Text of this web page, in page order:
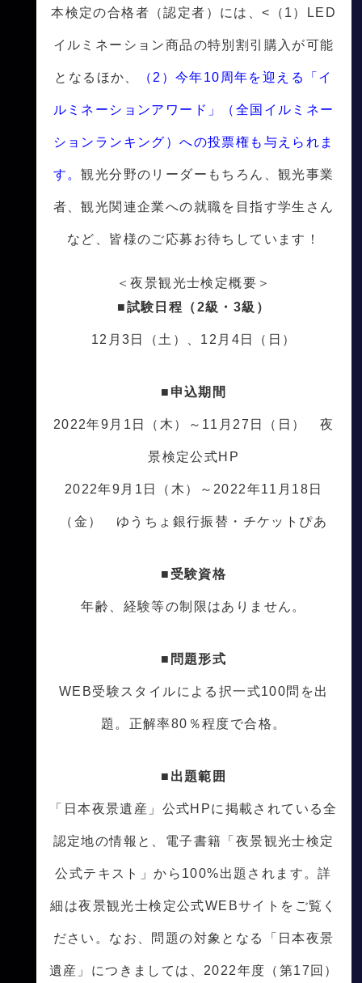
本検定の合格者（認定者）には、<（1）LED
イルミネーション商品の特別割引購入が可能
となるほか、 （2）今年10周年を迎える「イ
ルミネーションアワード」（全国イルミネー
ションランキング）への投票権も与えられま
す。観光分野のリーダーもちろん、観光事業
者、観光関連企業への就職を目指す学生さん
など、皆様のご応募お待ちしています！
＜夜景観光士検定概要＞
■試験日程（2級・3級）
12月3日（土）、12月4日（日）
■申込期間
2022年9月1日（木）～11月27日（日） 夜
景検定公式HP
2022年9月1日（木）～2022年11月18日
（金） ゆうちょ銀行振替・チケットぴあ
■受験資格
年齢、経験等の制限はありません。
■問題形式
WEB受験スタイルによる択一式100問を出
題。正解率80％程度で合格。
■出題範囲
「日本夜景遺産」公式HPに掲載されている全
認定地の情報と、電子書籍「夜景観光士検定
公式テキスト」から100%出題されます。詳
細は夜景観光士検定公式WEBサイトをご覧く
ださい。なお、問題の対象となる「日本夜景
遺産」につきましては、2022年度（第17回）